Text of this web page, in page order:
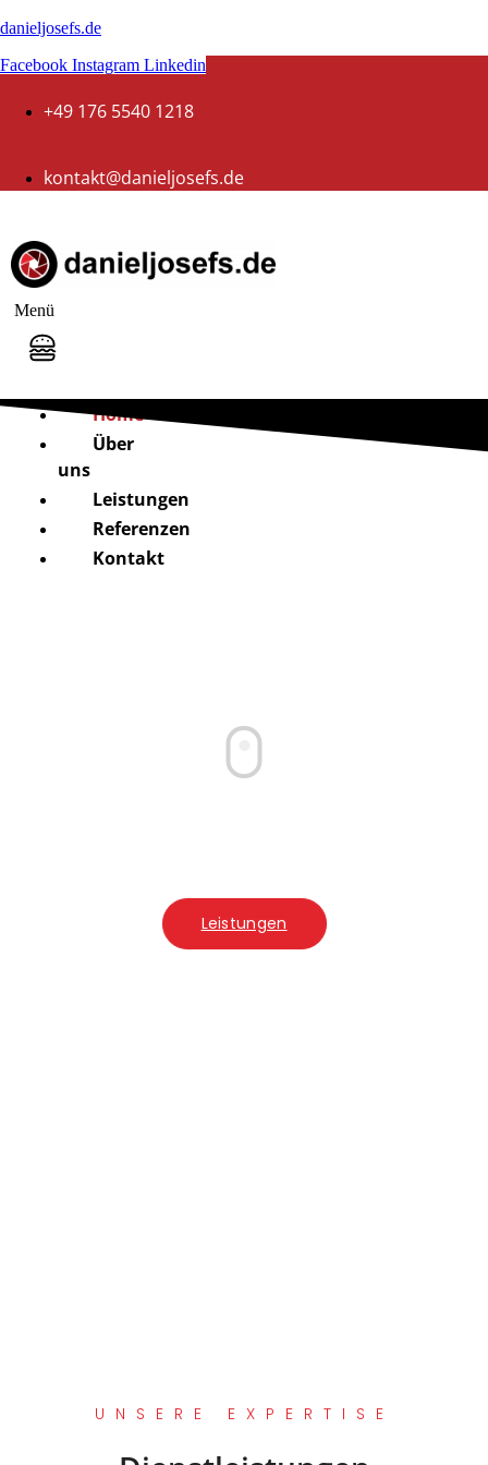
danieljosefs.de
Facebook Instagram Linkedin
+49 176 5540 1218
kontakt@danieljosefs.de
Menü
Home
Über
uns
Leistungen
Referenzen
Kontakt
Unsere professionellen Webdesign-Dienstleistungen
helfen Ihrem Unternehmen, online erfolgreich zu
Leistungen
UNSERE EXPERTISE